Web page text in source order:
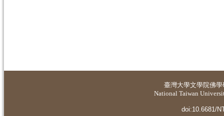
臺灣大學文學院佛
National Taiwan
doi:10.6681/